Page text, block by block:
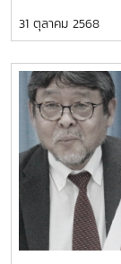
Yoo-seok ประธ
มหาวิทยาลัยแม่โ
(MOU) ในการ
ศิลปวัฒนธรรม ภ
31 ตุลาคม